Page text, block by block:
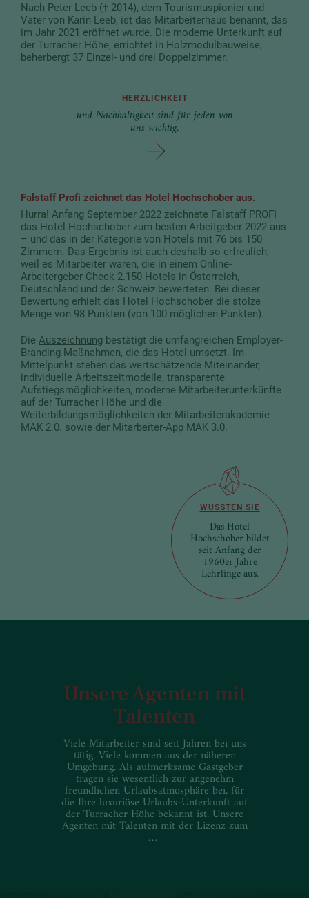
Nach Peter Leeb († 2014), dem Tourismuspionier und
Vater von Karin Leeb, ist das Mitarbeiterhaus benannt, das
im Jahr 2021 eröffnet wurde. Die moderne Unterkunft auf
der Turracher Höhe, errichtet in Holzmodulbauweise,
beherbergt 37 Einzel- und drei Doppelzimmer.
HERZLICHKEIT
und Nachhaltigkeit sind für jeden von
uns wichtig.
Falstaff Profi zeichnet das Hotel Hochschober aus.
Hurra! Anfang September 2022 zeichnete Falstaff PROFI
das Hotel Hochschober zum besten Arbeitgeber 2022 aus
– und das in der Kategorie von Hotels mit 76 bis 150
Zimmern. Das Ergebnis ist auch deshalb so erfreulich,
weil es Mitarbeiter waren, die in einem Online-
Arbeitergeber-Check 2.150 Hotels in Österreich,
Deutschland und der Schweiz bewerteten. Bei dieser
Bewertung erhielt das Hotel Hochschober die stolze
Menge von 98 Punkten (von 100 möglichen Punkten).
Die Auszeichnung bestätigt die umfangreichen Employer-
Branding-Maßnahmen, die das Hotel umsetzt. Im
Mittelpunkt stehen das wertschätzende Miteinander,
individuelle Arbeitszeitmodelle, transparente
Aufstiegsmöglichkeiten, moderne Mitarbeiterunterkünfte
auf der Turracher Höhe und die
Weiterbildungsmöglichkeiten der Mitarbeiterakademie
MAK 2.0. sowie der Mitarbeiter-App MAK 3.0.
WUSSTEN SIE
Das Hotel
Hochschober bildet
seit Anfang der
1960er Jahre
Lehrlinge aus.
Unsere Agenten mit
Talenten
Viele Mitarbeiter sind seit Jahren bei uns
tätig. Viele kommen aus der näheren
Umgebung. Als aufmerksame Gastgeber
tragen sie wesentlich zur angenehm
freundlichen Urlaubsatmosphäre bei, für
die Ihre luxuriöse Urlaubs-Unterkunft auf
der Turracher Höhe bekannt ist. Unsere
Agenten mit Talenten mit der Lizenz zum
…